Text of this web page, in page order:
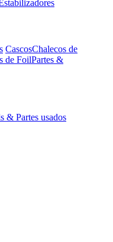
CascosChalecos de
de FoilPartes &
& Partes usados